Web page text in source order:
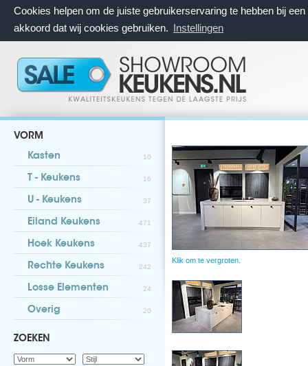
Cookies helpen om de juiste gebruikerservaring te hebben bij
akkoord dat wij cookies gebruiken. Instellingen
VORM
Kasten 10
T - Keukens 16
U - Keukens 37
Eiland Keukens 471
Hoek Keukens 437
Rechte Keukens 242
Losse Elementen 24
Overig 20
ZOEKEN
Klik om te vergroten.